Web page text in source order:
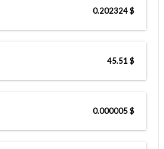
$ 0.202324
$ 45.51
$ 0.000005